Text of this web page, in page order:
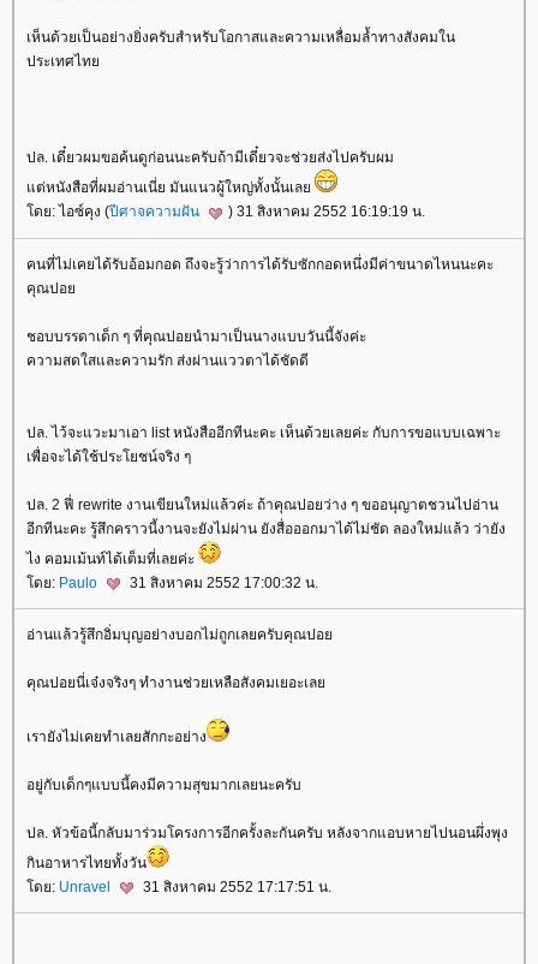
เห็นด้วยเป็นอย่างยิ่งครับสำหรับโอกาสและความเหลื่อมล้ำทางสังคมใน
ประเทศไท
ปล. เดี๋ยวผมขอค้นดูก่อนนะครับถ้ามีเดี๋ยวจะช่วยส่งไปครับผม
ต่หนังสือที่ผมอ่านเนี่ย มันแนวผู้ใหญ่ทั้งนั้นเล
ดย: ไอซ์คุง (ปีศาจความฝัน ) 31 สิงหาคม 2552 16:19:19 น.
คนที่ไม่เคยได้รับอ้อมกอด ถึงจะรู้ว่าการได้รับซักกอดหนึ่งมีค่าขนาดไหนนะคะ
คุณปอ
ชอบบรรดาเด็ก ๆ ที่คุณปอยนำมาเป็นนางแบบวันนี้จังค่ะ
ความสดใสและความรัก ส่งผ่านแววตาได้ชัดดี
ปล. ไว้จะแวะมาเอา list หนังสืออีกทีนะคะ เห็นด้วยเลยค่ะ กับการขอแบบเฉพาะ
เพื่อจะได้ใช้ประโยชน์จริง ๆ
ปล. 2 ฟี่ rewrite งานเขียนใหม่แล้วค่ะ ถ้าคุณปอยว่าง ๆ ขออนุญาตชวนไปอ่าน
อีกทีนะคะ รู้สึกคราวนี้งานจะยังไม่ผ่าน ยังสื่อออกมาได้ไม่ชัด ลองใหม่แล้ว ว่ายัง
ไง คอมเม้นท์ได้เต็มที่เลยค่ะ
ดย: Paulo 31 สิงหาคม 2552 17:00:32 น.
อ่านแล้วรู้สึกอิ่มบุญอย่างบอกไม่ถูกเลยครับคุณปอ
คุณปอยนี่เจ๋งจริงๆ ทำงานช่วยเหลือสังคมเยอะเล
เรายังไม่เคยทำเลยสักกะอย่าง
อยู่กับเด็กๆแบบนี้คงมีความสุขมากเลยนะครับ
ปล. หัวข้อนี้กลับมาร่วมโครงการอีกครั้งละกันครับ หลังจากแอบหายไปนอนผึ่งพุง
กินอาหารไทยทั้งวัน
ดย: Unravel 31 สิงหาคม 2552 17:17:51 น.